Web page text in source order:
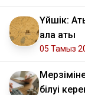
Үйшік:
қала аты
05 Тамыз
білуі